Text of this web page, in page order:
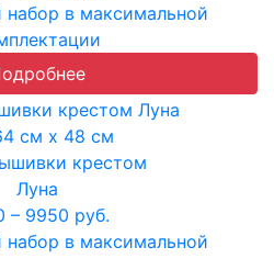
в максимальной
см х 48 см
крестом
Луна
– 9950 руб.
в максимальной